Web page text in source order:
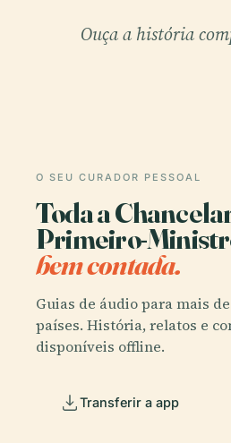
Ouça a história
O SEU CURADOR PESSOAL
Toda a
Primeiro-
bem contada.
Guias de áudio para mais
países. História, relatos e
disponíveis offline.
Transferir a app